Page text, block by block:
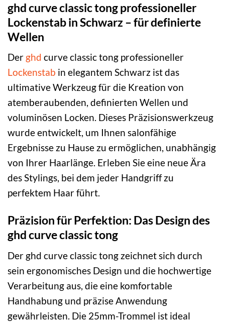
ghd curve classic tong professioneller
Lockenstab in Schwarz – für definierte
Wellen
Der ghd curve classic tong professioneller
Lockenstab in elegantem Schwarz ist das
ultimative Werkzeug für die Kreation von
atemberaubenden, definierten Wellen und
voluminösen Locken. Dieses Präzisionswerkzeug
wurde entwickelt, um Ihnen salonfähige
Ergebnisse zu Hause zu ermöglichen, unabhängig
von Ihrer Haarlänge. Erleben Sie eine neue Ära
des Stylings, bei dem jeder Handgriff zu
perfektem Haar führt.
Präzision für Perfektion: Das Design des
ghd curve classic tong
Der ghd curve classic tong zeichnet sich durch
sein ergonomisches Design und die hochwertige
Verarbeitung aus, die eine komfortable
Handhabung und präzise Anwendung
gewährleisten. Die 25mm-Trommel ist ideal